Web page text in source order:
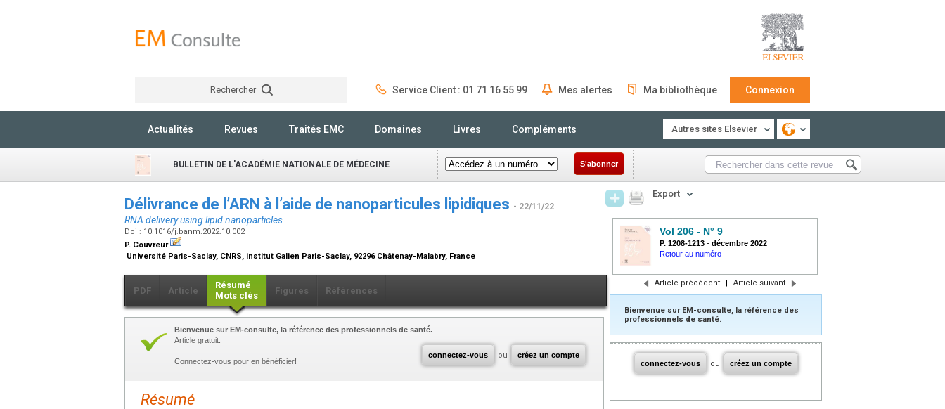
Rechercher Service Client : 01 71 16 55 99 Mes alertes Ma bibliothèque Connexion
Actualités Revues Traités EMC Domaines Livres Compléments Autres sites Elsevier
BULLETIN DE L'ACADÉMIE NATIONALE DE MÉDECINE S'abonner
Délivrance de l’ARN à l’aide de nanoparticules lipidiques - 22/11/22
RNA delivery using lipid nanoparticles
Doi : 10.1016/j.banm.2022.10.002
P. Couvreur
Université Paris-Saclay, CNRS, institut Galien Paris-Saclay, 92296 Châtenay-Malabry, France
PDF Article
Résumé
Mots clés
Figures Références
connectez-vous ou créez un compte
Bienvenue sur EM-consulte, la référence des professionnels de santé.
Article gratuit.
Connectez-vous pour en bénéficier!
Résumé
Export
Vol 206 - N° 9
P. 1208-1213 - décembre 2022
Retour au numéro
Article précédent | Article suivant
Bienvenue sur EM-consulte, la référence des
professionnels de santé.
connectez-vous ou créez un compte